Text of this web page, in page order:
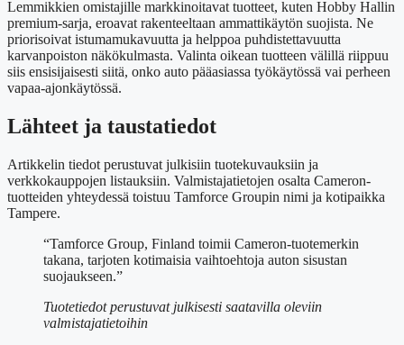
Lemmikkien omistajille markkinoitavat tuotteet, kuten Hobby Hallin
premium-sarja, eroavat rakenteeltaan ammattikäytön suojista. Ne
priorisoivat istumamukavuutta ja helppoa puhdistettavuutta
karvanpoiston näkökulmasta. Valinta oikean tuotteen välillä riippuu
siis ensisijaisesti siitä, onko auto pääasiassa työkäytössä vai perheen
vapaa-ajonkäytössä.
Lähteet ja taustatiedot
Artikkelin tiedot perustuvat julkisiin tuotekuvauksiin ja
verkkokauppojen listauksiin. Valmistajatietojen osalta Cameron-
tuotteiden yhteydessä toistuu Tamforce Groupin nimi ja kotipaikka
Tampere.
“Tamforce Group, Finland toimii Cameron-tuotemerkin
takana, tarjoten kotimaisia vaihtoehtoja auton sisustan
suojaukseen.”
Tuotetiedot perustuvat julkisesti saatavilla oleviin
valmistajatietoihin